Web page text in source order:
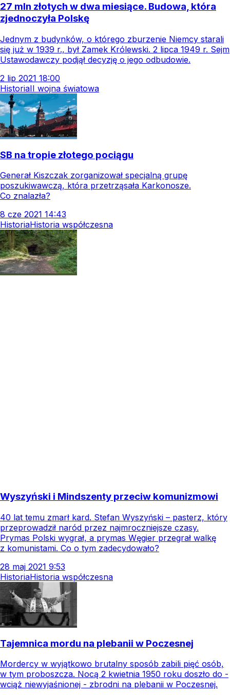
27 mln złotych w dwa miesiące. Budowa, która
zjednoczyła Polskę
Jednym z budynków, o którego zburzenie Niemcy starali
się już w 1939 r., był Zamek Królewski. 2 lipca 1949 r. Sejm
Ustawodawczy podjął decyzję o jego odbudowie.
2 lip 2021 18:00
HistoriaII wojna światowa
SB na tropie złotego pociągu
Generał Kiszczak zorganizował specjalną grupę
poszukiwawczą, która przetrząsała Karkonosze.
Co znalazła?
8 cze 2021 14:43
HistoriaHistoria współczesna
Wyszyński i Mindszenty przeciw komunizmowi
40 lat temu zmarł kard. Stefan Wyszyński – pasterz, który
przeprowadził naród przez najmroczniejsze czasy.
Prymas Polski wygrał, a prymas Węgier przegrał walkę
z komunistami. Co o tym zadecydowało?
28 maj 2021 9:53
HistoriaHistoria współczesna
Tajemnica mordu na plebanii w Poczesnej
Mordercy w wyjątkowo brutalny sposób zabili pięć osób,
w tym proboszcza. Nocą 2 kwietnia 1950 roku doszło do -
wciąż niewyjaśnionej - zbrodni na plebanii w Poczesnej.